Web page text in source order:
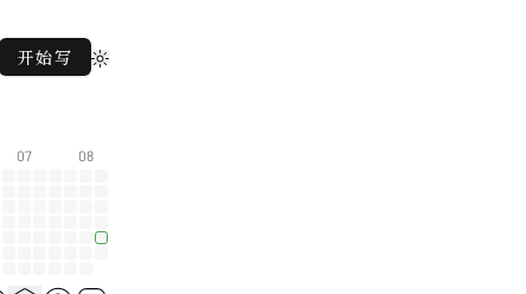
开始写
07 08